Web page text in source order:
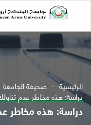
الرئيسية صحيفة الجامعة
دراسة: هذه مخاطر عدم
دراسة: هذه مخاطر